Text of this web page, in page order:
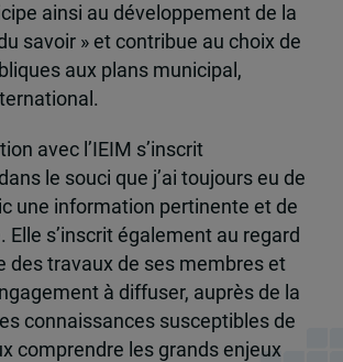
ainsi au développement de la
savoir » et contribue au choix de
aux plans municipal,
avec l’IEIM s’inscrit
le souci que j’ai toujours eu de
une information pertinente et de
Elle s’inscrit également au regard
des travaux de ses membres et
à diffuser, auprès de la
connaissances susceptibles de
comprendre les grands enjeux